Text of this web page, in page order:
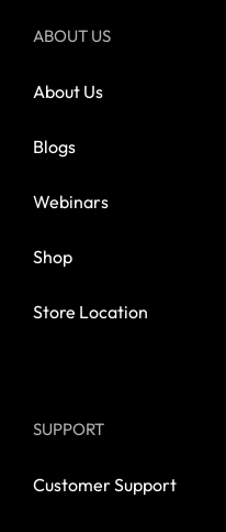
ABOUT US
About Us
Blogs
Webinars
Shop
Store Location
SUPPORT
Customer Support